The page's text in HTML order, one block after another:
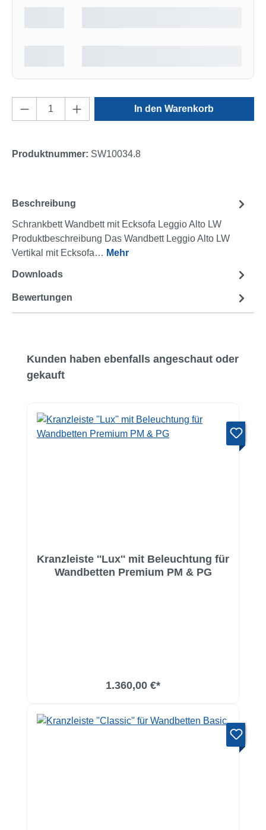
Produkt Anzahl: Gib den gewünschten
In den Warenkorb
Produktnummer: SW10034.8
Beschreibung
Schrankbett Wandbett mit Ecksofa Leggio Alto LW
Produktbeschreibung Das Wandbett Leggio Alto LW
Vertikal mit Ecksofa… Mehr
Downloads
Bewertungen
Produktgalerie überspringen
Kunden haben ebenfalls angeschaut oder
gekauft
Kranzleiste ''Lux'' mit Beleuchtung für
Wandbetten Premium PM & PG
1.360,00 €*